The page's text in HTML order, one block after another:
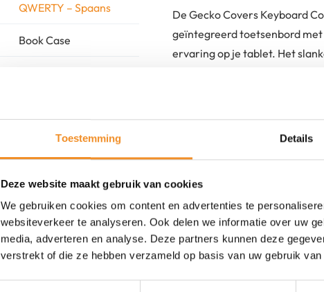
Toestemming Details
Deze website maakt gebruik van cookies
We gebruiken cookies om content en advertenties te
websiteverkeer te analyseren. Ook delen we informatie over uw
media, adverteren en analyse. Deze partners kunnen deze
verstrekt of die ze hebben verzameld op basis van uw gebruik
QWERTY – Spaans
Book Case
10.9 Inch
De Gecko Covers Keyboard
geïntegreerd toetsenbord
ervaring op je tablet. Het
Bluetooth-toetsenbord is
iPad en stelt je in staat de
Hoogwaardig,
Touchpad en
Geïntegreerde